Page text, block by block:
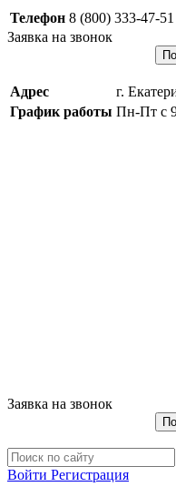
Телефон 8 (800) 333-47-51
Заявка на звонок
Адрес
г.
График работы Пн-Пт с
Заявка на звонок
Войти Регистрация